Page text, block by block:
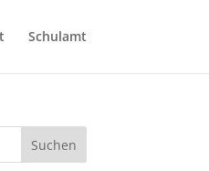
Schulamt
Suchen